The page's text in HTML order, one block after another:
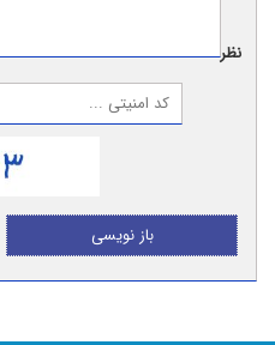
نظر:
باز نویسی